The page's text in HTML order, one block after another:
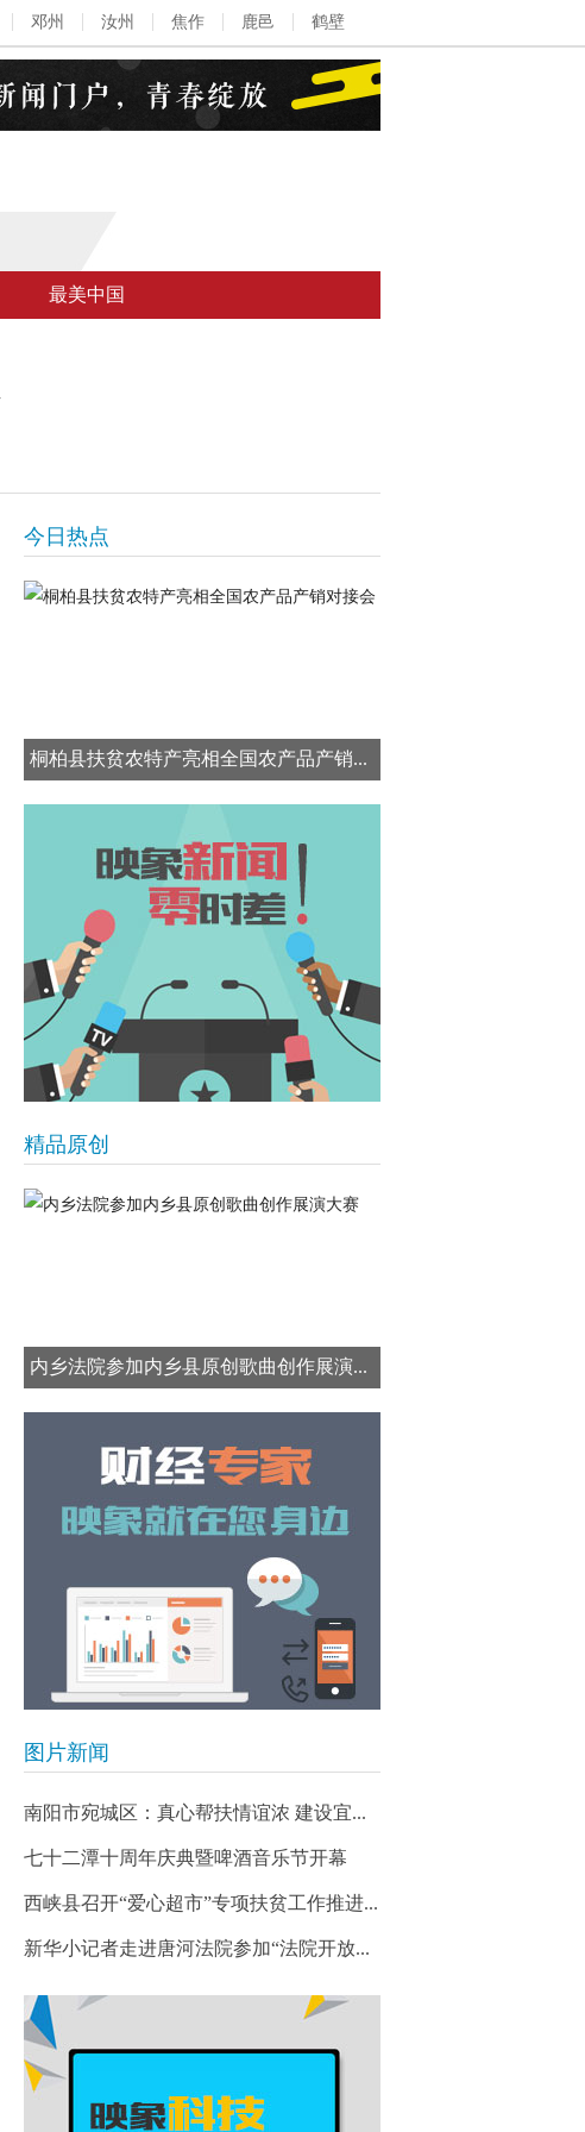
邓州 汝州 焦作 鹿邑 鹤壁
最美中国
今日热点
桐柏县扶贫农特产亮相全国农产品产销...
精品原创
内乡法院参加内乡县原创歌曲创作展演...
图片新闻
南阳市宛城区：真心帮扶情谊浓 建设宜...
七十二潭十周年庆典暨啤酒音乐节开幕
西峡县召开“爱心超市”专项扶贫工作推进...
新华小记者走进唐河法院参加“法院开放...